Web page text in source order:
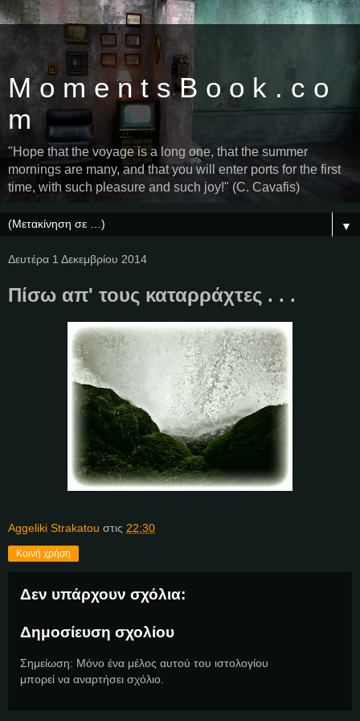
M o m e n t s B o o k . c o
m
"Hope that the voyage is a long one, that the summer
mornings are many, and that you will enter ports for the first
time, with such pleasure and such joy!" (C. Cavafis)
▼
Δευτέρα 1 Δεκεμβρίου 2014
Πίσω απ' τους καταρράχτες . . .
Aggeliki Strakatou στις 22:30
Κοινή χρήση
Δεν υπάρχουν σχόλια:
Δημοσίευση σχολίου
Σημείωση: Μόνο ένα μέλος αυτού του ιστολογίου
μπορεί να αναρτήσει σχόλιο.